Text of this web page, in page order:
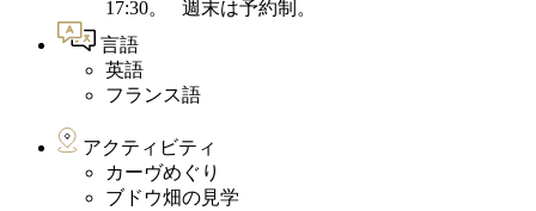
17:30。 週末は予約制。
言語
英語
フランス語
アクティビティ
カーヴめぐり
ブドウ畑の見学